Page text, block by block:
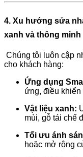
4. Xu hướng sửa
xanh và thông minh
Chúng tôi luôn cập
cho khách hàng:
Ứng dụng
ứng, điều khiển
Vật liệu xanh:
mùi, gỗ tái chế
Tối ưu ánh
hoặc mở rộng